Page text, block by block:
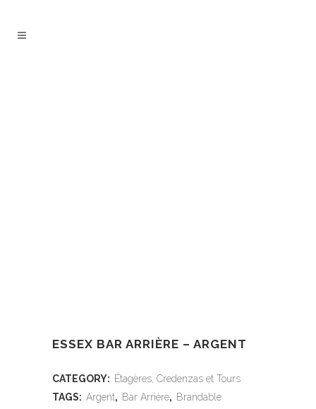
ESSEX BAR ARRIÈRE – ARGENT
CATEGORY: Étagères, Credenzas et Tours
TAGS: Argent, Bar Arrière, Brandable